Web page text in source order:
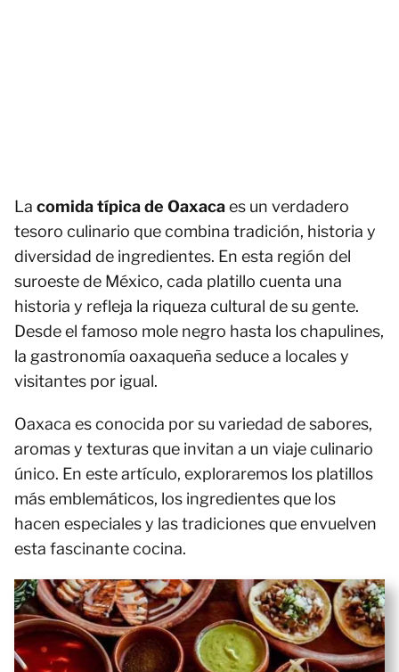
La comida típica de Oaxacaes un verdadero
tesoro culinario que combina tradición, historia y
diversidad de ingredientes. En esta región del
suroeste de México, cada platillo cuenta una
historia y refleja la riqueza cultural de su gente.
Desde el famoso mole negro hasta los chapulines,
la gastronomía oaxaqueña seduce a locales y
visitantes por igual.
Oaxaca es conocida por su variedad de sabores,
aromas y texturas que invitan a un viaje culinario
único. En este artículo, exploraremos los platillos
más emblemáticos, los ingredientes que los
hacen especiales y las tradiciones que envuelven
esta fascinante cocina.